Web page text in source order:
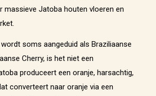
massieve Jatoba houten vloeren en
soms aangeduid als Braziliaanse
Cherry, is het niet een
produceert een oranje, harsachtig,
converteert naar oranje via een